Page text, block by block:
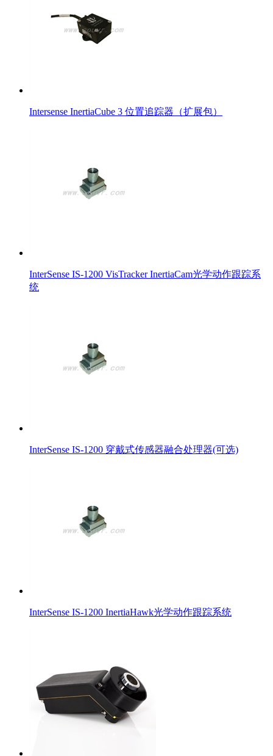
Intersense InertiaCube 3 位置追踪器（扩展包）
InterSense IS-1200 VisTracker InertiaCam光学动作跟踪系
统
InterSense IS-1200 穿戴式传感器融合处理器(可选)
InterSense IS-1200 InertiaHawk光学动作跟踪系统